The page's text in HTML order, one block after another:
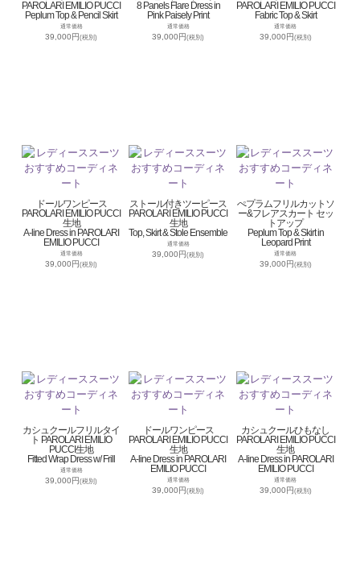
PAROLARI EMILIO PUCCI
Peplum Top & Pencil Skirt
通常価格
39,000円(税別)
8 Panels Flare Dress in
Pink Paisely Print
通常価格
39,000円(税別)
PAROLARI EMILIO PUCCI
Fabric Top & Skirt
通常価格
39,000円 (税別)
ドールワンピース
PAROLARI EMILIO PUCCI
生地
A-line Dress in PAROLARI
EMILIO PUCCI
通常価格
39,000円(税別)
ストール付きツーピース
PAROLARI EMILIO PUCCI
生地
Top, Skirt & Stole Ensemble
通常価格
39,000円(税別)
ぺプラムフリルカットソ
ー&フレアスカート セッ
トアップ
Peplum Top & Skirt in
Leopard Print
通常価格
39,000円 (税別)
カシュクールフリルタイ
ト PAROLARI EMILIO
PUCCI生地
Fitted Wrap Dress w/ Frill
通常価格
39,000円(税別)
ドールワンピース
PAROLARI EMILIO PUCCI
生地
A-line Dress in PAROLARI
EMILIO PUCCI
通常価格
39,000円(税別)
カシュクールひもなし
PAROLARI EMILIO PUCCI
生地
A-line Dress in PAROLARI
EMILIO PUCCI
通常価格
39,000円 (税別)